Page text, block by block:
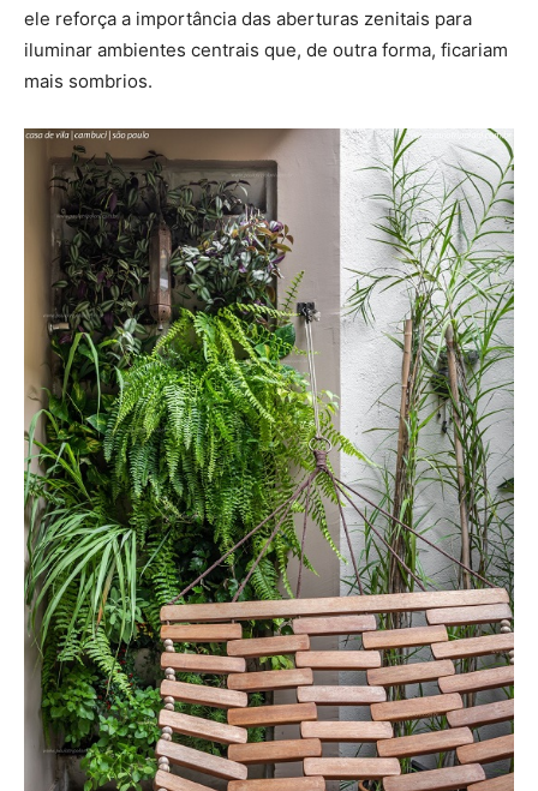
ele reforça a importância das aberturas zenitais para
iluminar ambientes centrais que, de outra forma, ficariam
mais sombrios.